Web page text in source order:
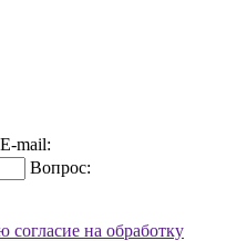
E-mail:
Вопрос:
согласие на обработку